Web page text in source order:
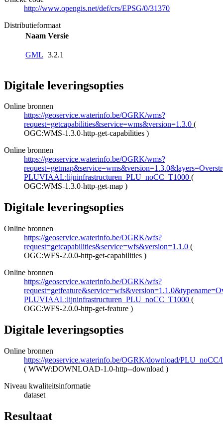
http://www.opengis.net/def/crs/EPSG/0/31370
Distributieformaat
Naam Versie
GML 3.2.1
Digitale leveringsopties
Online bronnen
https://geoservice.waterinfo.be/OGRK/wms?
request=getcapabilities&service=wms&version=1.3.0 (
OGC:WMS-1.3.0-http-get-capabilities )
Online bronnen
https://geoservice.waterinfo.be/OGRK/wms?
PLUVIAAL:lijninfrastructuren_PLU_noCC_T1000 (
OGC:WMS-1.3.0-http-get-map )
Digitale leveringsopties
Online bronnen
https://geoservice.waterinfo.be/OGRK/wfs?
request=getcapabilities&service=wfs&version=1.1.0 (
OGC:WFS-2.0.0-http-get-capabilities )
Online bronnen
https://geoservice.waterinfo.be/OGRK/wfs?
PLUVIAAL:lijninfrastructuren_PLU_noCC_T1000 (
OGC:WFS-2.0.0-http-get-feature )
Digitale leveringsopties
Online bronnen
https://geoservice.waterinfo.be/OGRK/download/
( WWW:DOWNLOAD-1.0-http--download )
Niveau kwaliteitsinformatie
dataset
Resultaat